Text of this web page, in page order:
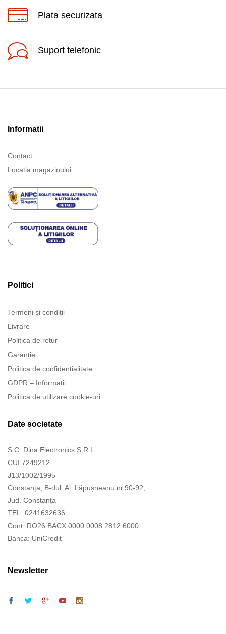
Plata securizata
Suport telefonic
Informatii
Contact
Locatia magazinului
Politici
Termeni și condiții
Livrare
Politica de retur
Garanție
Politica de confidentialitate
GDPR – Informatii
Politica de utilizare cookie-uri
Date societate
S.C. Dina Electronics S.R.L.
CUI 7249212
J13/1002/1995
Constanța, B-dul. Al. Lăpușneanu nr.90-92,
Jud. Constanța
TEL. 0241632636
Cont: RO26 BACX 0000 0008 2812 6000
Banca: UniCredit
Newsletter